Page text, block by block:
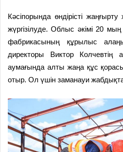
Кәсіпорында өндірісті
жүргізілуде. Облыс әкімі 20
фабрикасының құрылыс
директоры Виктор
аумағында алты жаңа құс
отыр. Ол үшін заманауи